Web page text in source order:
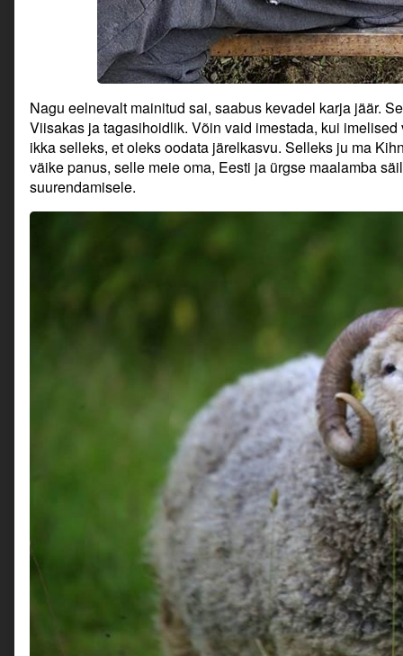
Nagu eelnevalt mainitud sai, saabus kevadel karja jäär.
Viisakas ja tagasihoidlik. Võin vaid imestada, kui
ikka selleks, et oleks oodata järelkasvu. Selleks ju ma
väike panus, selle meie oma, Eesti ja ürgse maalamba
suurendamisele.